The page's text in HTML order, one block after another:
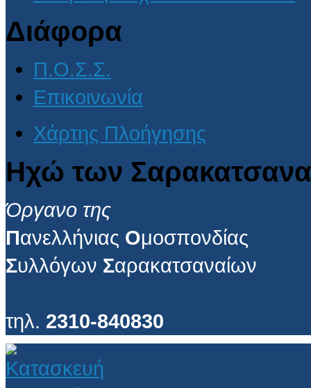
Διάφορα
Π.Ο.Σ.Σ.
Επικοινωνία
Χάρτης Πλοήγησης
Ηχώ των
Όργανο της
Πανελλήνιας Ομοσπονδίας
Συλλόγων Σαρακατσαναίων
τηλ. 2310-840830